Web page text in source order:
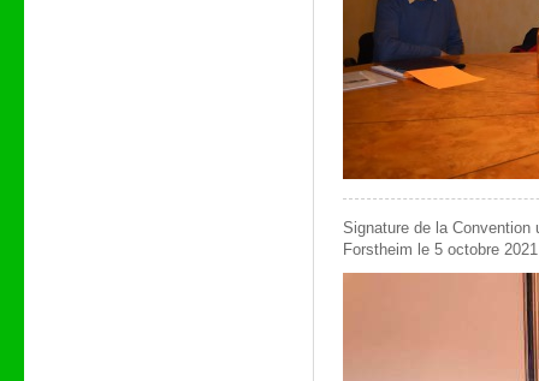
Signature de la Convention
Forstheim le 5 octobre